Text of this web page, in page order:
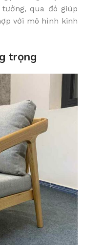
qua đó giúp
với mô hình kinh
trọng